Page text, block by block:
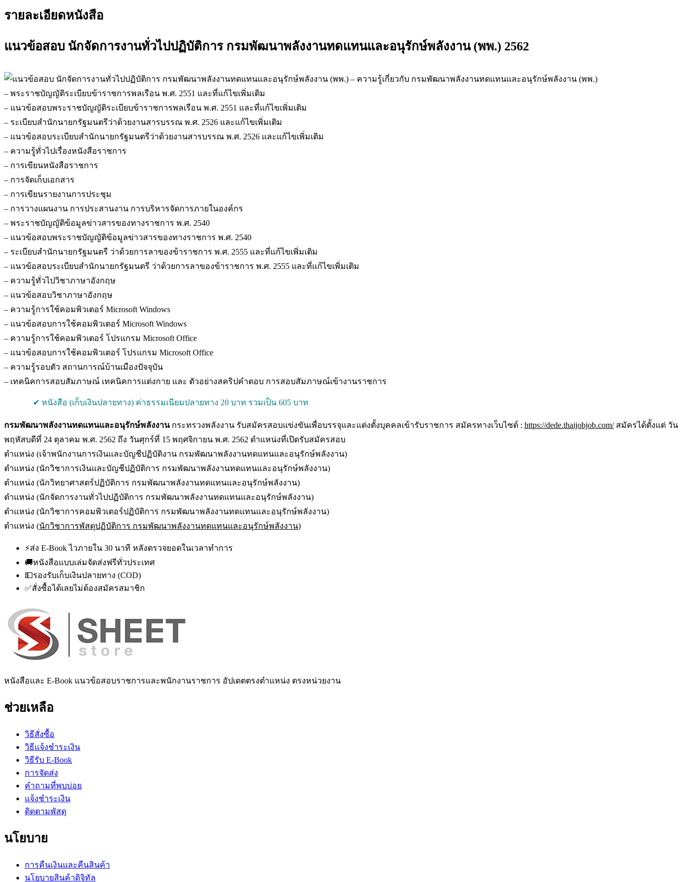
รายละเอียดหนังสือ
แนวข้อสอบ นักจัดการงานทั่วไปปฏิบัติการ กรมพัฒนาพลังงานทดแทนและอนุรักษ์พลังงาน (พพ.) 2562
– ความรู้เกี่ยวกับ กรมพัฒนาพลังงานทดแทนและอนุรักษ์พลังงาน (พพ.)
– พระราชบัญญัติระเบียบข้าราชการพลเรือน พ.ศ. 2551 และที่แก้ไขเพิ่มเติม
– แนวข้อสอบพระราชบัญญัติระเบียบข้าราชการพลเรือน พ.ศ. 2551 และที่แก้ไขเพิ่มเติม
– ระเบียบสำนักนายกรัฐมนตรีว่าด้วยงานสารบรรณ พ.ศ. 2526 และแก้ไขเพิ่มเติม
– แนวข้อสอบระเบียบสำนักนายกรัฐมนตรีว่าด้วยงานสารบรรณ พ.ศ. 2526 และแก้ไขเพิ่มเติม
– ความรู้ทั่วไปเรื่องหนังสือราชการ
– การเขียนหนังสือราชการ
– การจัดเก็บเอกสาร
– การเขียนรายงานการประชุม
– การวางแผนงาน การประสานงาน การบริหารจัดการภายในองค์กร
– พระราชบัญญัติข้อมูลข่าวสารของทางราชการ พ.ศ. 2540
– แนวข้อสอบพระราชบัญญัติข้อมูลข่าวสารของทางราชการ พ.ศ. 2540
– ระเบียบสำนักนายกรัฐมนตรี ว่าด้วยการลาของข้าราชการ พ.ศ. 2555 และที่แก้ไขเพิ่มเติม
– แนวข้อสอบระเบียบสำนักนายกรัฐมนตรี ว่าด้วยการลาของข้าราชการ พ.ศ. 2555 และที่แก้ไขเพิ่มเติม
– ความรู้ทั่วไปวิชาภาษาอังกฤษ
– แนวข้อสอบวิชาภาษาอังกฤษ
– ความรู้การใช้คอมพิวเตอร์ Microsoft Windows
– แนวข้อสอบการใช้คอมพิวเตอร์ Microsoft Windows
– ความรู้การใช้คอมพิวเตอร์ โปรแกรม Microsoft Office
– แนวข้อสอบการใช้คอมพิวเตอร์ โปรแกรม Microsoft Office
– ความรู้รอบตัว สถานการณ์บ้านเมืองปัจจุบัน
– เทคนิคการสอบสัมภาษณ์ เทคนิคการแต่งกาย และ ตัวอย่างสคริปคำตอบ การสอบสัมภาษณ์เข้างานราชการ
✔ หนังสือ (เก็บเงินปลายทาง) ค่าธรรมเนียมปลายทาง 20 บาท รวมเป็น 605 บาท
กรมพัฒนาพลังงานทดแทนและอนุรักษ์พลังงานกระทรวงพลังงาน รับสมัครสอบแข่งขันเพื่อบรรจุและแต่งตั้งบุคคลเข้ารับราชการ สมัครทางเว็บไซต์ : https://dede.thaijobjob.com/สมัครได้ตั้งแต่ วัน
พฤหัสบดีที่ 24 ตุลาคม พ.ศ. 2562 ถึง วันศุกร์ที่ 15 พฤศจิกายน พ.ศ. 2562 ตำแหน่งที่เปิดรับสมัครสอบ
ตำแหน่ง (เจ้าพนักงานการเงินและบัญชีปฏิบัติงาน กรมพัฒนาพลังงานทดแทนและอนุรักษ์พลังงาน)
ตำแหน่ง (นักวิชาการเงินและบัญชีปฏิบัติการ กรมพัฒนาพลังงานทดแทนและอนุรักษ์พลังงาน)
ตำแหน่ง (นักวิทยาศาสตร์ปฏิบัติการ กรมพัฒนาพลังงานทดแทนและอนุรักษ์พลังงาน)
ตำแหน่ง (นักจัดการงานทั่วไปปฏิบัติการ กรมพัฒนาพลังงานทดแทนและอนุรักษ์พลังงาน)
ตำแหน่ง (นักวิชาการคอมพิวเตอร์ปฏิบัติการ กรมพัฒนาพลังงานทดแทนและอนุรักษ์พลังงาน)
ตำแหน่ง (นักวิชาการพัสดุปฏิบัติการ กรมพัฒนาพลังงานทดแทนและอนุรักษ์พลังงาน)
⚡ส่ง E-Book ไวภายใน 30 นาที หลังตรวจยอดในเวลาทำการ
🚚หนังสือแบบเล่มจัดส่งฟรีทั่วประเทศ
💵รองรับเก็บเงินปลายทาง (COD)
✅สั่งซื้อได้เลยไม่ต้องสมัครสมาชิก
หนังสือและ E-Book แนวข้อสอบราชการและพนักงานราชการ อัปเดตตรงตำแหน่ง ตรงหน่วยงาน
ช่วยเหลือ
วิธีสั่งซื้อ
วิธีแจ้งชำระเงิน
วิธีรับ E-Book
การจัดส่ง
คำถามที่พบบ่อย
แจ้งชำระเงิน
ติดตามพัสดุ
นโยบาย
การคืนเงินและคืนสินค้า
นโยบายสินค้าดิจิทัล